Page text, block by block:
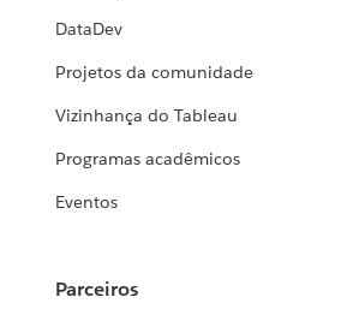
DataDev
Projetos da comunidade
Vizinhança do Tableau
Programas acadêmicos
Eventos
Parceiros